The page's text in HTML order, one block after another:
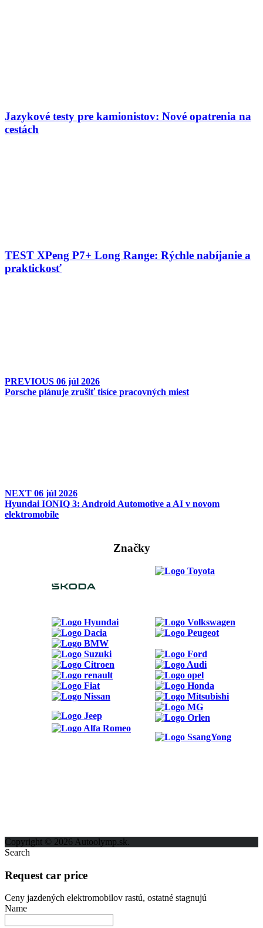
Jazykové testy pre kamionistov: Nové opatrenia na
cestách
TEST XPeng P7+ Long Range: Rýchle nabíjanie a
praktickosť
PREVIOUS 06 júl 2026
Porsche plánuje zrušiť tisíce pracovných miest
NEXT 06 júl 2026
Hyundai IONIQ 3: Android Automotive a AI v novom
elektromobile
Značky
Copyright © 2026 Autoolymp.sk.
Search
Request car price
Ceny jazdených elektromobilov rastú, ostatné stagnujú
Name